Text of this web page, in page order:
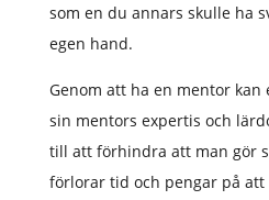
som en du annars skulle ha
egen hand.
Genom att ha en mentor
sin mentors expertis och
till att förhindra att man gör
förlorar tid och pengar på att